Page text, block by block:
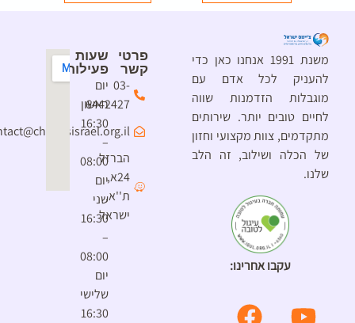
משנת 1991 אנחנו כאן כדי
להעניק לכל אדם עם
מוגבלות הזדמנות שווה
לחיים טובים יותר. שירותים
מתקדמים, צוות מקצועי וחזון
של הכלה ושילוב, זה הלב
שלנו.
עקבו אחרינו:
פרטי
קשר
03-
6442427
contact@chimesisrael.org.il
הברזל
24א,
ת''א,
ישראל
שעות
פעילות
יום
ראשון
16:30
–
08:00
יום
שני
16:30
08:00
שלישי
16:30